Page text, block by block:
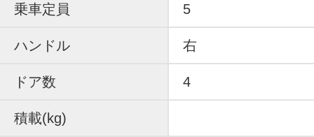
乗車定員 5
ハンドル 右
ドア数 4
積載(kg)